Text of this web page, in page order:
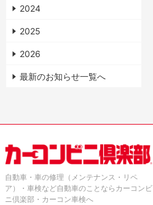
2024
2025
2026
最新のお知らせ一覧へ
自動車・車の修理（メンテナンス・リペ
ア）・車検など自動車のことならカーコンビ
ニ倶楽部・カーコン車検へ